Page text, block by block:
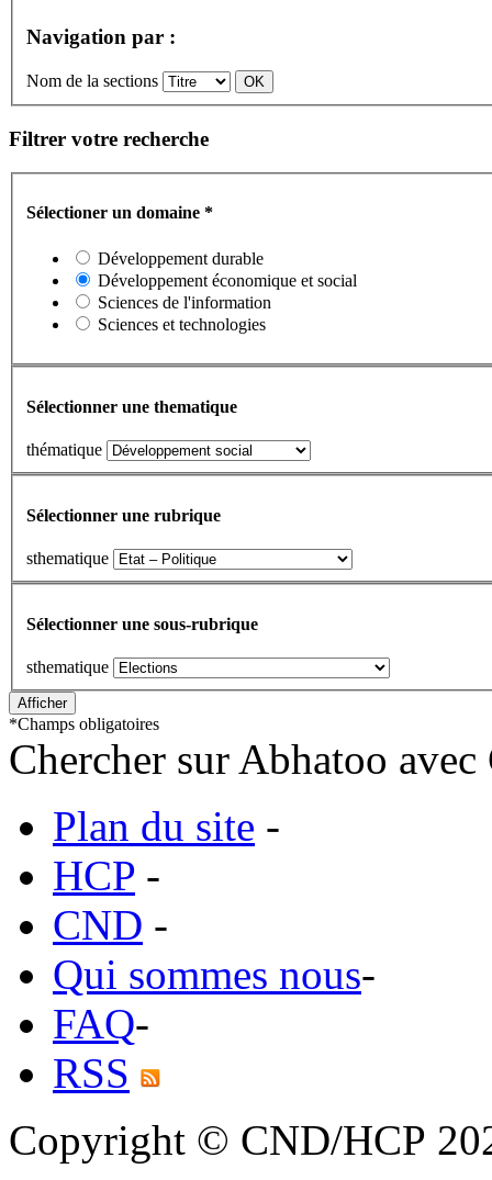
Navigation par :
Nom de la sections
Filtrer votre recherche
Sélectioner un domaine *
Développement durable
Développement économique et social
Sciences de l'information
Sciences et technologies
Sélectionner une thematique
thématique
Sélectionner une rubrique
sthematique
Sélectionner une sous-rubrique
sthematique
*Champs obligatoires
Chercher sur Abhatoo
Plan du site -
HCP -
CND -
Qui sommes nous-
FAQ-
RSS
Copyright © CND/HCP